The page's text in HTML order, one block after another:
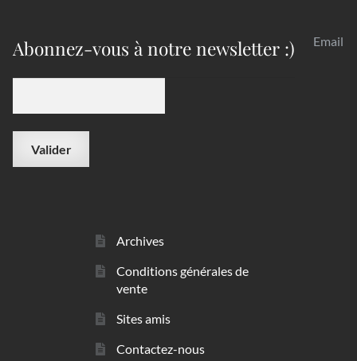
Abonnez-vous à notre newsletter :) Email
Archives
Conditions générales de
vente
Sites amis
Contactez-nous